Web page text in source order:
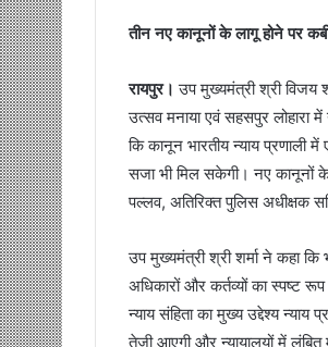
तीन नए कानूनों के लागू होने पर
रायपुर। उप मुख्यमंत्री श्री विजय
उत्सव मनाया एवं सहसपुर लोहारा
कि कानून भारतीय न्याय प्रणाली
सजा भी मिल सकेगी। नए कानूनों
पल्लव, अतिरिक्त पुलिस अधीक्षक
उप मुख्यमंत्री श्री शर्मा ने कहा कि
अधिकारों और कर्तव्यों का स्पष्ट
न्याय संहिता का मुख्य उद्देश्य न्याय
तेजी आएगी और न्यायालयों में